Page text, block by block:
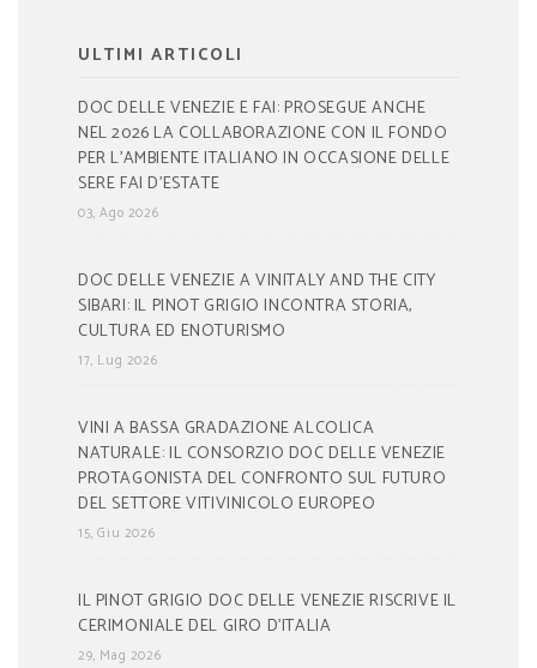
ULTIMI ARTICOLI
DOC DELLE VENEZIE E FAI: PROSEGUE ANCHE
NEL 2026 LA COLLABORAZIONE CON IL FONDO
PER L’AMBIENTE ITALIANO IN OCCASIONE DELLE
SERE FAI D’ESTATE
03, Ago 2026
DOC DELLE VENEZIE A VINITALY AND THE CITY
SIBARI: IL PINOT GRIGIO INCONTRA STORIA,
CULTURA ED ENOTURISMO
17, Lug 2026
VINI A BASSA GRADAZIONE ALCOLICA
NATURALE: IL CONSORZIO DOC DELLE VENEZIE
PROTAGONISTA DEL CONFRONTO SUL FUTURO
DEL SETTORE VITIVINICOLO EUROPEO
15, Giu 2026
IL PINOT GRIGIO DOC DELLE VENEZIE RISCRIVE IL
CERIMONIALE DEL GIRO D’ITALIA
29, Mag 2026